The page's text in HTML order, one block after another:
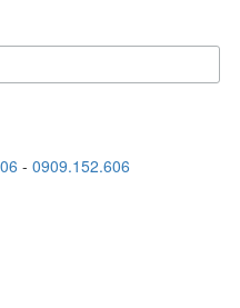
- 0909.152.606